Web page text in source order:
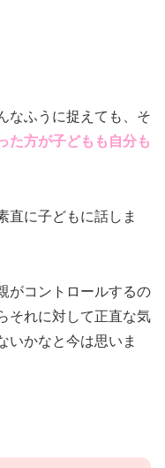
なふうに捉えても、そ
た方が子どもも自分も
直に子どもに話しま
がコントロールするの
それに対して正直な気
いかなと今は思いま